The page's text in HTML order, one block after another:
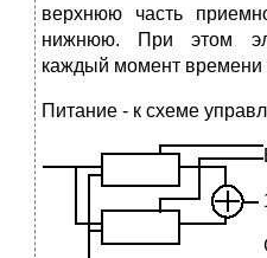
верхнюю часть
нижнюю. При этом
каждый момент времени
Питание - к схеме